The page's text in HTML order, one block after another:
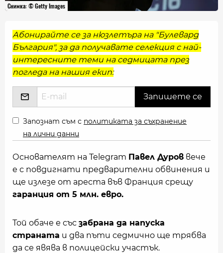
Снимка: © Getty Images
Абонирайте се за нюзлетъра на "Булевард
България", за да получавате селекция с най-
интересните теми на седмицата през
погледа на нашия екип:
Запознат съм с политиката за съхранение
на лични данни
Основателят на Telegram Павел Дуров вече
е с повдигнати предварителни обвинения и
ще излезе от арестa във Франция срещу
гаранция от 5 млн. евро.
Той обаче е със забрана да напуска
страната и два пъти седмично ще трябва
да се явява в полицейски участък.